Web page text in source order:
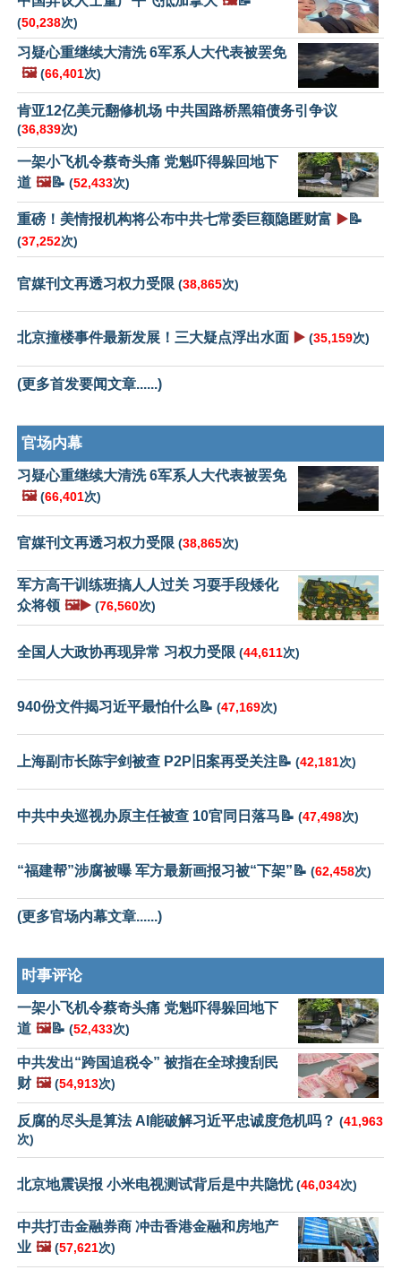
(50,238次)
习疑心重继续大清洗 6军系人大代表被罢免
🖼️ (66,401次)
肯亚12亿美元翻修机场 中共国路桥黑箱债务引争议
(36,839次)
一架小飞机令蔡奇头痛 党魁吓得躲回地下
道 🖼️📝 (52,433次)
重磅！美情报机构将公布中共七常委巨额隐匿财富 ▶️📝
(37,252次)
官媒刊文再透习权力受限 (38,865次)
北京撞楼事件最新发展！三大疑点浮出水面 ▶️ (35,159次)
(更多首发要闻文章......)
官场内幕
习疑心重继续大清洗 6军系人大代表被罢免
🖼️ (66,401次)
官媒刊文再透习权力受限 (38,865次)
军方高干训练班搞人人过关 习耍手段矮化
众将领 🖼️▶️ (76,560次)
全国人大政协再现异常 习权力受限 (44,611次)
940份文件揭习近平最怕什么📝 (47,169次)
上海副市长陈宇剑被查 P2P旧案再受关注📝 (42,181次)
中共中央巡视办原主任被查 10官同日落马📝 (47,498次)
“福建帮”涉腐被曝 军方最新画报习被“下架”📝 (62,458次)
(更多官场内幕文章......)
时事评论
一架小飞机令蔡奇头痛 党魁吓得躲回地下
道 🖼️📝 (52,433次)
中共发出“跨国追税令” 被指在全球搜刮民
财 🖼️ (54,913次)
反腐的尽头是算法 AI能破解习近平忠诚度危机吗？ (41,963
次)
北京地震误报 小米电视测试背后是中共隐忧(46,034次)
中共打击金融券商 冲击香港金融和房地产
业 🖼️ (57,621次)